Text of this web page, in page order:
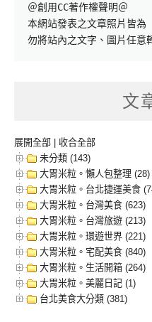
＠創用CC著作權聲明＠
本網站發表之文章照片皆為
勿將站內之文字、圖片任意
文
展開全部 | 收合全部
未分類 (143)
大胃米粒。懶人包整理 (28)
大胃米粒。台北捷運美食
大胃米粒。台灣美食 (623)
大胃米粒。台灣旅遊 (213)
大胃米粒。環遊世界 (221)
大胃米粒。宅配美食 (840)
大胃米粒。生活開箱 (264)
大胃米粒。美麗日記 (1)
台北美食大分類 (381)